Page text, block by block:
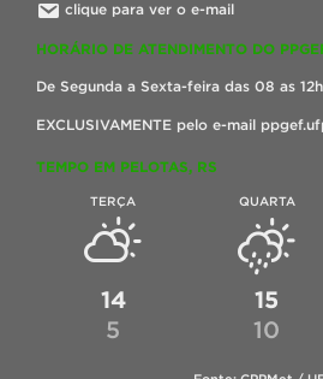
clique para ver o e-mail
HORÁRIO DE ATENDIMENTO DO
De Segunda a Sexta-feira das 08 as
EXCLUSIVAMENTE pelo e-mail
TEMPO EM PELOTAS, RS
TERÇA
14
5
QUARTA
15
10